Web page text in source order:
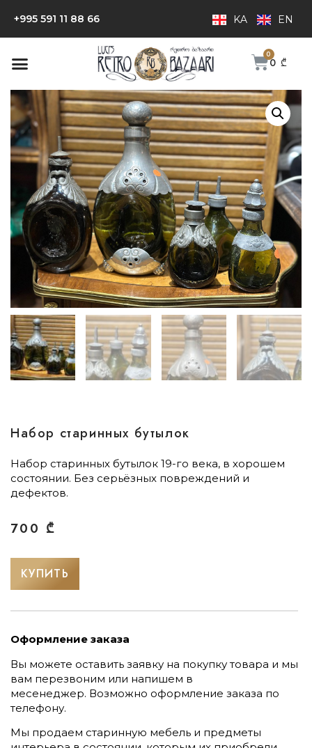
+995 591 11 88 66 KA EN
0 ₾
Набор старинных бутылок
Набор старинных бутылок 19-го века, в хорошем
состоянии. Без серьёзных повреждений и
дефектов.
700 ₾
КУПИТЬ
Оформление заказа
Вы можете оставить заявку на покупку товара и мы
вам перезвоним или напишем в
месенеджер. Возможно оформление заказа по
телефону.
Мы продаем старинную мебель и предметы